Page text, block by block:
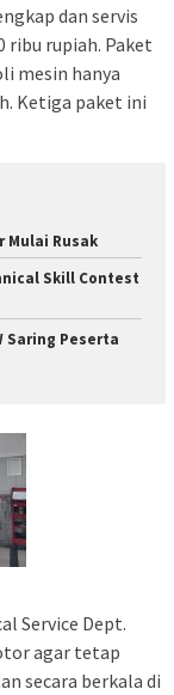
dan servis
ribu rupiah. Paket
mesin hanya
Ketiga paket ini
Mulai Rusak
Skill Contest
Saring Peserta
Service Dept.
agar tetap
secara berkala di